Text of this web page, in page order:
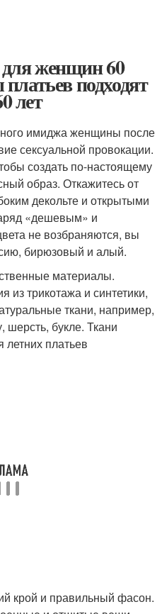
женщин 60
подходят
лет
имиджа женщины после
сексуальной провокации.
создать по-настоящему
образ. Откажитесь от
декольте и открытыми
«дешевым» и
не возбраняются, вы
бирюзовый и алый.
материалы.
из трикотажа и синтетики,
ткани, например,
шерсть, букле. Ткани
платьев
крой и правильный фасон.